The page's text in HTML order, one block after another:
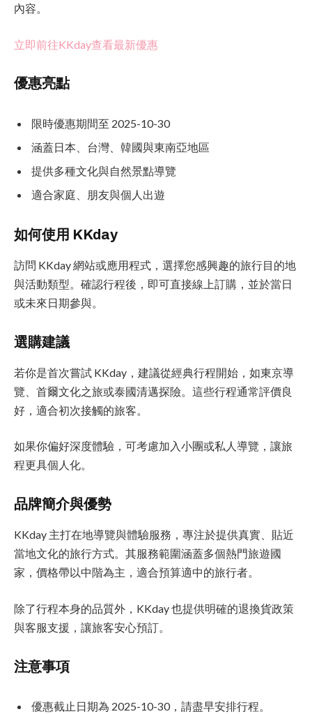
內容。
立即前往KKday查看最新優惠
優惠亮點
限時優惠期間至 2025-10-30
涵蓋日本、台灣、韓國與東南亞地區
提供多種文化與自然景點導覽
適合家庭、朋友與個人出遊
如何使用 KKday
訪問 KKday 網站或應用程式，選擇您感興趣的旅行目的地
與活動類型。確認行程後，即可直接線上訂購，並於當日
或未來日期參與。
選購建議
若你是首次嘗試 KKday，建議從經典行程開始，如東京導
覽、首爾文化之旅或泰國清邁探險。這些行程通常評價良
好，適合初次接觸的旅客。
如果你偏好深度體驗，可考慮加入小團或私人導覽，讓旅
程更具個人化。
品牌簡介與優勢
KKday 主打在地導覽與體驗服務，專注於提供真實、貼近
當地文化的旅行方式。其服務範圍涵蓋多個熱門旅遊國
家，價格帶以中階為主，適合預算適中的旅行者。
除了行程本身的品質外，KKday 也提供明確的退換貨政策
與客服支援，讓旅客安心預訂。
注意事項
優惠截止日期為 2025-10-30，請盡早安排行程。